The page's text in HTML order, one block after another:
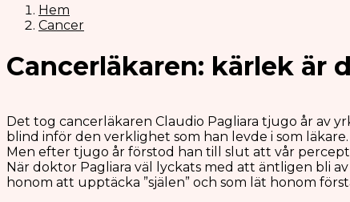
Hem
Cancer
Cancerläkaren: kärlek är
Det tog cancerläkaren Claudio Pagliara tjugo år av
blind inför den verklighet som han levde i som läkare.
Men efter tjugo år förstod han till slut att vår
När doktor Pagliara väl lyckats med att äntligen bli
honom att upptäcka ”själen” och som lät honom